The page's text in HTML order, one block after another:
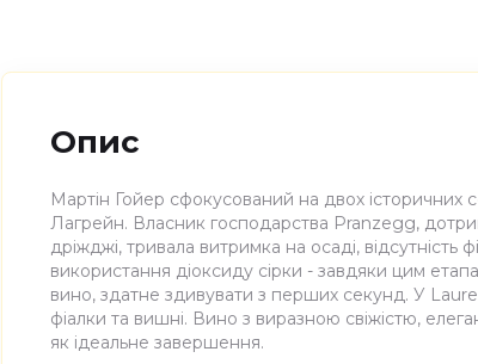
Опис
Мартін Гойер сфокусований на двох історичних
Лагрейн. Власник господарства Pranzegg,
дріжджі, тривала витримка на осаді, відсутність
використання діоксиду сірки - завдяки цим
вино, здатне здивувати з перших секунд. У
фіалки та вишні. Вино з виразною свіжістю,
як ідеальне завершення.